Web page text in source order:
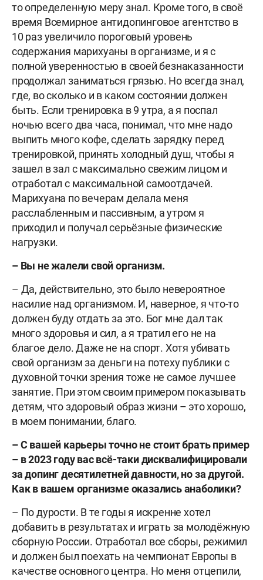
то определенную меру знал. Кроме того, в своё
время Всемирное антидопинговое агентство в
10 раз увеличило пороговый уровень
содержания марихуаны в организме, и я с
полной уверенностью в своей безнаказанности
продолжал заниматься грязью. Но всегда знал,
где, во сколько и в каком состоянии должен
быть. Если тренировка в 9 утра, а я поспал
ночью всего два часа, понимал, что мне надо
выпить много кофе, сделать зарядку перед
тренировкой, принять холодный душ, чтобы я
зашел в зал с максимально свежим лицом и
отработал с максимальной самоотдачей.
Марихуана по вечерам делала меня
расслабленным и пассивным, а утром я
приходил и получал серьёзные физические
нагрузки.
– Вы не жалели свой организм.
– Да, действительно, это было невероятное
насилие над организмом. И, наверное, я что-то
должен буду отдать за это. Бог мне дал так
много здоровья и сил, а я тратил его не на
благое дело. Даже не на спорт. Хотя убивать
свой организм за деньги на потеху публики с
духовной точки зрения тоже не самое лучшее
занятие. При этом своим примером показывать
детям, что здоровый образ жизни – это хорошо,
в моем понимании, благо.
– С вашей карьеры точно не стоит брать пример
– в 2023 году вас всё-таки дисквалифицировали
за допинг десятилетней давности, но за другой.
Как в вашем организме оказались анаболики?
– По дурости. В те годы я искренне хотел
добавить в результатах и играть за молодёжную
сборную России. Отработал все сборы, режимил
и должен был поехать на чемпионат Европы в
качестве основного центра. Но меня отцепили,